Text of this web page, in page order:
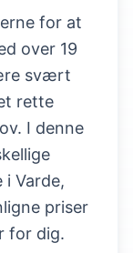
for at
over 19
svært
rette
I denne
Varde,
priser
for dig.